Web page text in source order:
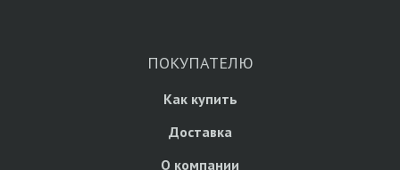
ПОКУПАТЕЛЮ
Как купить
Доставка
О компании